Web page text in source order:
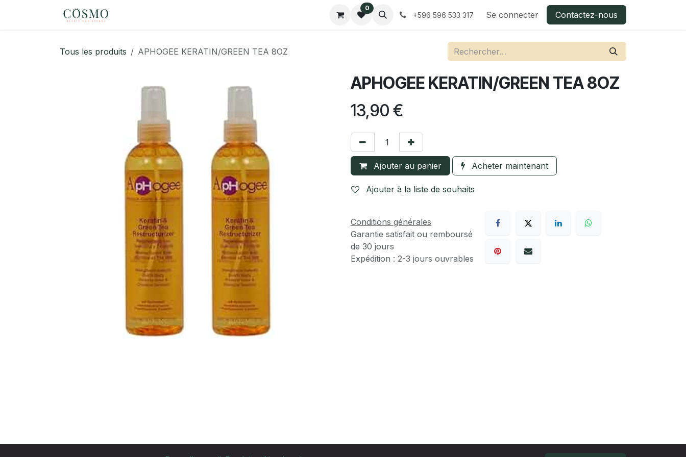
Se rendre au contenu
0
+596 596 533 317 Se connecter Contactez-nous
Tous les produits APHOGEE KERATIN/GREEN TEA 8OZ
APHOGEE KERATIN/GREEN TEA 8OZ
13,90 €
Ajouter au panier Acheter maintenant
Ajouter à la liste de souhaits
Conditions générales
Garantie satisfait ou remboursé
de 30 jours
Expédition : 2-3 jours ouvrables